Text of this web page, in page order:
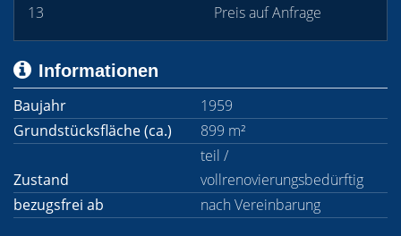
13
Preis auf Anfrage
Informationen
Baujahr
1959
Grundstücksfläche (ca.)
899 m²
Zustand
teil /
vollrenovierungsbedürftig
bezugsfrei ab
nach Vereinbarung